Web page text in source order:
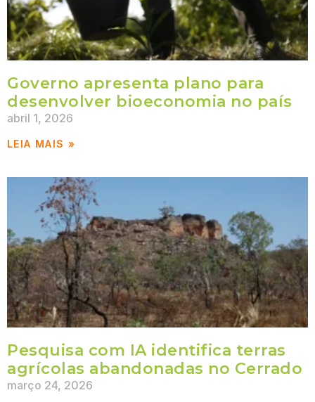
Governo apresenta plano para
desenvolver bioeconomia no país
abril 1, 2026
LEIA MAIS »
Pesquisa com IA identifica terras
agrícolas abandonadas no Cerrado
março 24, 2026